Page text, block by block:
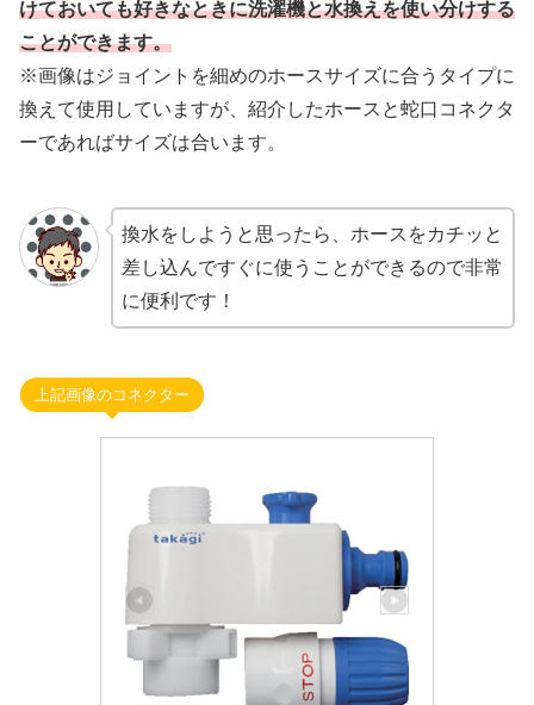
けておいても好きなときに洗濯機と水換えを使い分けする
ことができます。
※画像はジョイントを細めのホースサイズに合うタイプに
換えて使用していますが、紹介したホースと蛇口コネクタ
ーであればサイズは合います。
換水をしようと思ったら、ホースをカチッと
差し込んですぐに使うことができるので非常
に便利です！
上記画像のコネクター